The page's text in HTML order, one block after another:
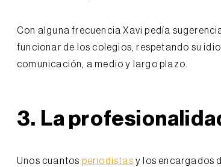
Con alguna frecuencia Xavi pedía
funcionar de los colegios, respetando su
comunicación, a medio y largo plazo.
3. La
Unos cuantos periodistas y los encargados